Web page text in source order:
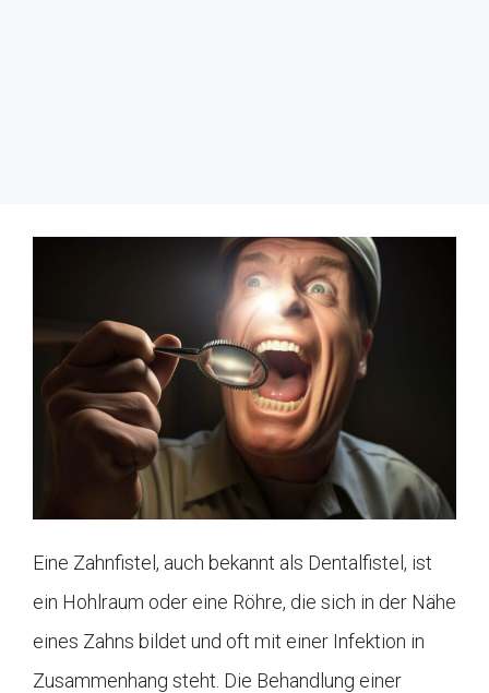
Eine Zahnfistel, auch bekannt als Dentalfistel, ist
ein Hohlraum oder eine Röhre, die sich in der Nähe
eines Zahns bildet und oft mit einer Infektion in
Zusammenhang steht. Die Behandlung einer